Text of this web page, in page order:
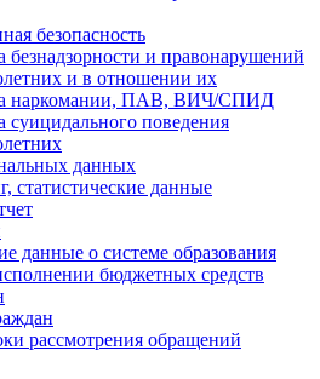
безопасность
безнадзорности и правонарушений
и в отношении их
наркомании, ПАВ, ВИЧ/СПИД
суицидального поведения
данных
статистические данные
данные о системе образования
бюджетных средств
рассмотрения обращений